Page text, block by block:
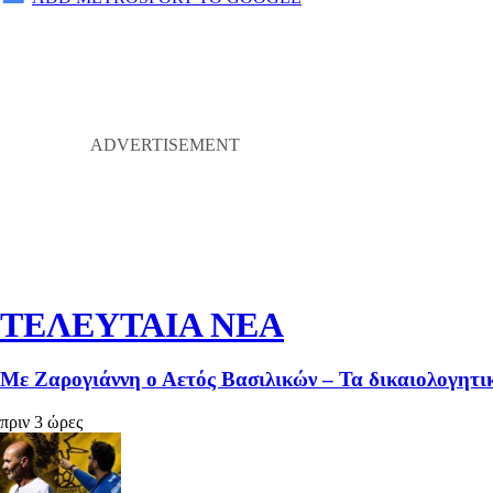
ΤΕΛΕΥΤΑΙΑ ΝΕΑ
Με Ζαρογιάννη ο Αετός Βασιλικών – Τα
πριν 3 ώρες